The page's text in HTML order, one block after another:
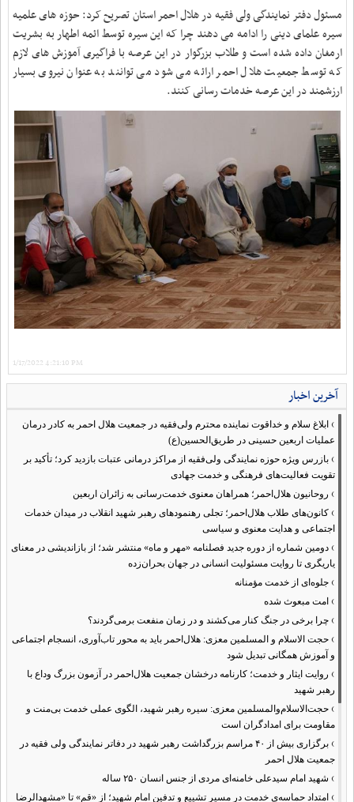
مسئول دفتر نمایندگی ولی فقیه در هلال احمر استان تصریح کرد: حوزه های علمیه
سیره علمای دینی را ادامه می دهند چرا که این سیره توسط ائمه اطهار به بشریت
ارمغان داده شده است و طلاب بزرگوار در این عرصه با فراگیری آموزش های لازم
که توسط جمعیت هلال احمر ارائه می شود می توانند به عنوان نیروی بسیار
ارزشمند در این عرصه خدمات رسانی کنند.
1/17/2022 4:21:10 PM
آخرین اخبار
› ابلاغ سلام و خداقوت نماینده محترم ولی‌فقیه در جمعیت هلال احمر به کادر درمان
عملیات اربعین حسینی در طریق‌الحسین(ع)
› بازرس ویژه حوزه نمایندگی ولی‌فقیه از مراکز درمانی عتبات بازدید کرد؛ تأکید بر
تقویت فعالیت‌های فرهنگی و خدمت جهادی
› روحانیون هلال‌احمر؛ همراهان معنوی خدمت‌رسانی به زائران اربعین
› کانون‌های طلاب هلال‌احمر؛ تجلی رهنمودهای رهبر شهید انقلاب در میدان خدمات
اجتماعی و هدایت معنوی و سیاسی
› دومین شماره از دوره جدید فصلنامه «مهر و ماه» منتشر شد؛ از بازاندیشی در معنای
یاریگری تا روایت مسئولیت انسانی در جهان بحران‌زده
› جلوه‌ای از خدمت مؤمنانه
› امت مبعوث شده
› چرا برخی در جنگ کنار می‌کشند و در زمان منفعت برمی‌گردند؟
› حجت الاسلام و المسلمین معزی: هلال‌احمر باید به محور تاب‌آوری، انسجام اجتماعی
و آموزش همگانی تبدیل شود
› روایت ایثار و خدمت؛ کارنامه درخشان جمعیت هلال‌احمر در آزمون بزرگ وداع با
رهبر شهید
› حجت‌الاسلام‌والمسلمین معزی: سیره رهبر شهید، الگوی عملی خدمت بی‌منت و
مقاومت برای امدادگران است
›
برگزاری بیش از ۴۰ مراسم بزرگداشت رهبر شهید در دفاتر نمایندگی ولی فقیه در
جمعیت هلال احمر
› شهید امام سیدعلی خامنه‌ای مردی از جنس انسان ۲۵۰ ساله
› امتداد حماسه‌ی خدمت در مسیر تشییع و تدفین امام شهید؛ از «قم» تا «مشهدالرضا